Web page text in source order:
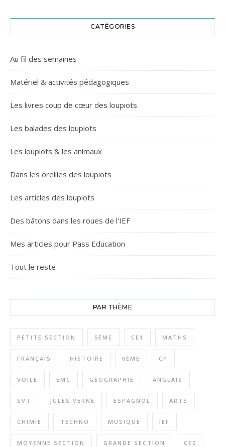
CATÉGORIES
Au fil des semaines
Matériel & activités pédagogiques
Les livres coup de cœur des loupiots
Les balades des loupiots
Les loupiots & les animaux
Dans les oreilles des loupiots
Les articles des loupiots
Des bâtons dans les roues de l'IEF
Mes articles pour Pass Education
Tout le reste
PAR THÈME
PETITE SECTION 5ÈME CE1 MATHS
FRANÇAIS HISTOIRE 6ÈME CP
VOILE EMC GÉOGRAPHIE ANGLAIS
SVT JULES VERNE ESPAGNOL ARTS
CHIMIE TECHNO MUSIQUE IEF
MOYENNE SECTION GRANDE SECTION CE2